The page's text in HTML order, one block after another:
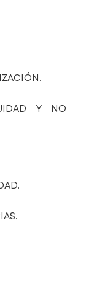
Y NO